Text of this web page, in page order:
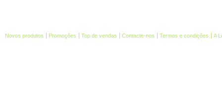
Novos produtos Promoções Top de vendas Contacte-nos Termos e condições A